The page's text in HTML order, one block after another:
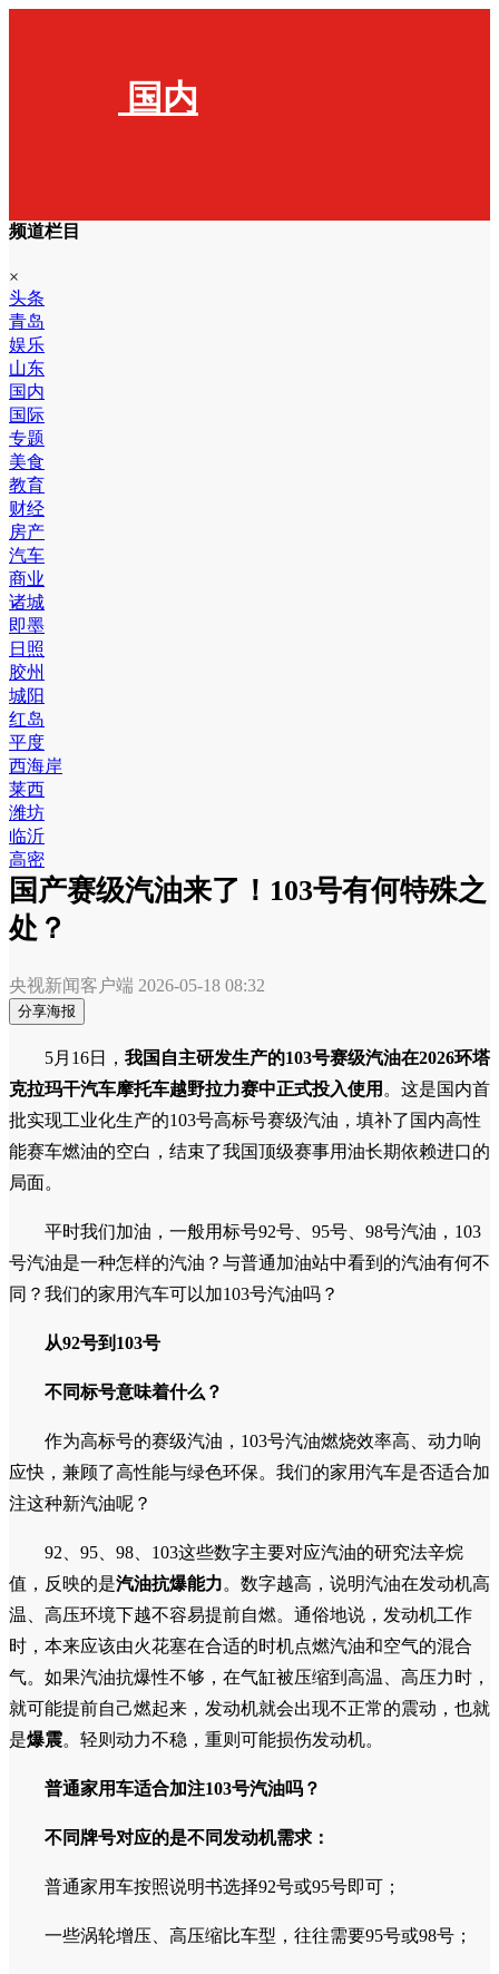
国内
频道栏目
×
头条
青岛
娱乐
山东
国内
国际
专题
美食
教育
财经
房产
汽车
商业
诸城
即墨
日照
胶州
城阳
红岛
平度
西海岸
莱西
潍坊
临沂
高密
国产赛级汽油来了！103号有何特殊之
处？
央视新闻客户端 2026-05-18 08:32
分享海报
5月16日， 我国自主研发生产的103号赛级汽油在2026环塔
克拉玛干汽车摩托车越野拉力赛中正式投入使用 。这是国内首
批实现工业化生产的103号高标号赛级汽油，填补了国内高性
能赛车燃油的空白，结束了我国顶级赛事用油长期依赖进口的
局面。
平时我们加油，一般用标号92号、95号、98号汽油，103
号汽油是一种怎样的汽油？与普通加油站中看到的汽油有何不
同？我们的家用汽车可以加103号汽油吗？
从92号到103号
不同标号意味着什么？
作为高标号的赛级汽油，103号汽油燃烧效率高、动力响
应快，兼顾了高性能与绿色环保。我们的家用汽车是否适合加
注这种新汽油呢？
92、95、98、103这些数字主要对应汽油的研究法辛烷
值，反映的是汽油抗爆能力。数字越高，说明汽油在发动机高
温、高压环境下越不容易提前自燃。通俗地说，发动机工作
时，本来应该由火花塞在合适的时机点燃汽油和空气的混合
气。如果汽油抗爆性不够，在气缸被压缩到高温、高压力时，
就可能提前自己燃起来，发动机就会出现不正常的震动，也就
是爆震。轻则动力不稳，重则可能损伤发动机。
普通家用车适合加注103号汽油吗？
不同牌号对应的是不同发动机需求：
普通家用车按照说明书选择92号或95号即可；
一些涡轮增压、高压缩比车型，往往需要95号或98号；